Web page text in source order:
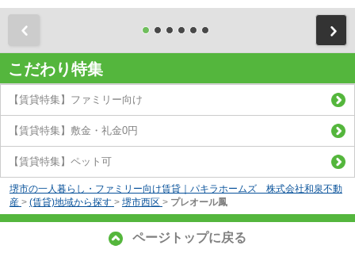
こだわり特集
【賃貸特集】ファミリー向け
【賃貸特集】敷金・礼金0円
【賃貸特集】ペット可
堺市の一人暮らし・ファミリー向け賃貸｜パキラホームズ 株式会社和泉不動
産 > (賃貸)地域から探す > 堺市西区 > プレオール鳳
ページトップに戻る